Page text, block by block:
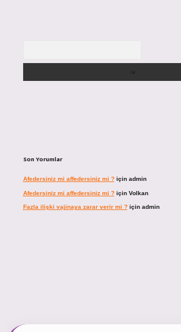
Son Yorumlar
Afedersiniz mi affedersiniz mi ?için admin
Afedersiniz mi affedersiniz mi ?için Volkan
Fazla ilişki vajinaya zarar verir mi ?için admin